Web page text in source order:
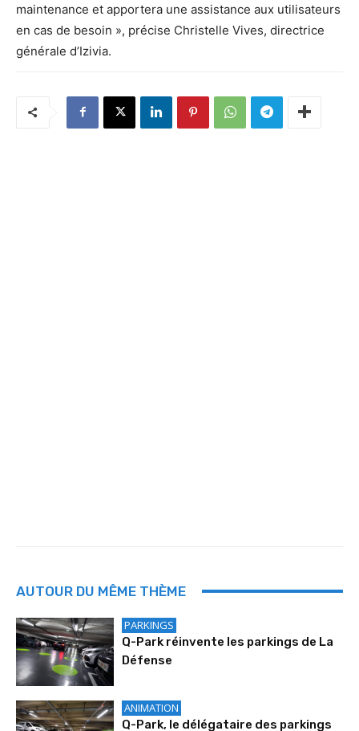
maintenance et apportera une assistance aux utilisateurs
en cas de besoin », précise Christelle Vives, directrice
générale d’Izivia.
AUTOUR DU MÊME THÈME
PARKINGS
Q-Park réinvente les parkings de La
Défense
ANIMATION
Q-Park, le délégataire des parkings